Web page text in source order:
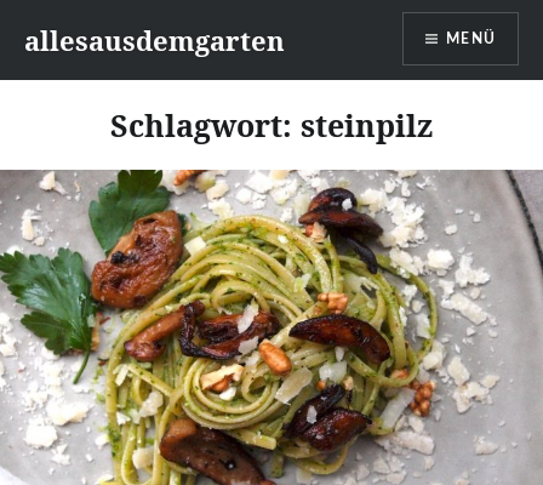
Inhaltallesausdemgarten MENÜ
Schlagwort: steinpilz